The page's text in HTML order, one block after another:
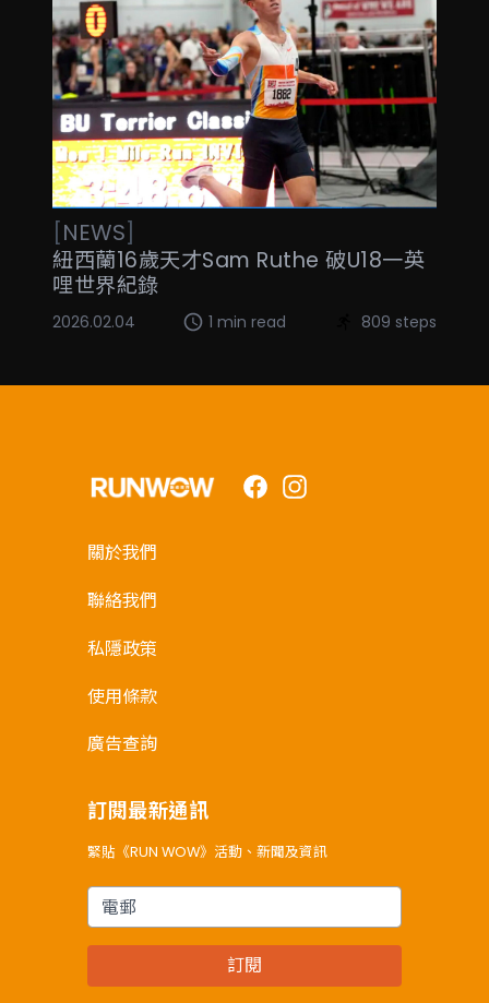
[NEWS]
紐西蘭16歲天才Sam Ruthe 破U18一英
哩世界紀錄
2026.02.04 1 min read 809 steps
FacebookInstagram
關於我們
聯絡我們
私隱政策
使用條款
廣告查詢
訂閱最新通訊
緊貼《RUN WOW》活動、新聞及資訊
電郵
訂閱